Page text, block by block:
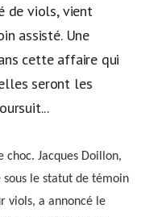
de viols, vient
assisté. Une
cette affaire qui
seront les
choc. Jacques Doillon,
le statut de témoin
viols, a annoncé le